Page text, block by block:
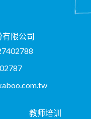
限公司
教师培训